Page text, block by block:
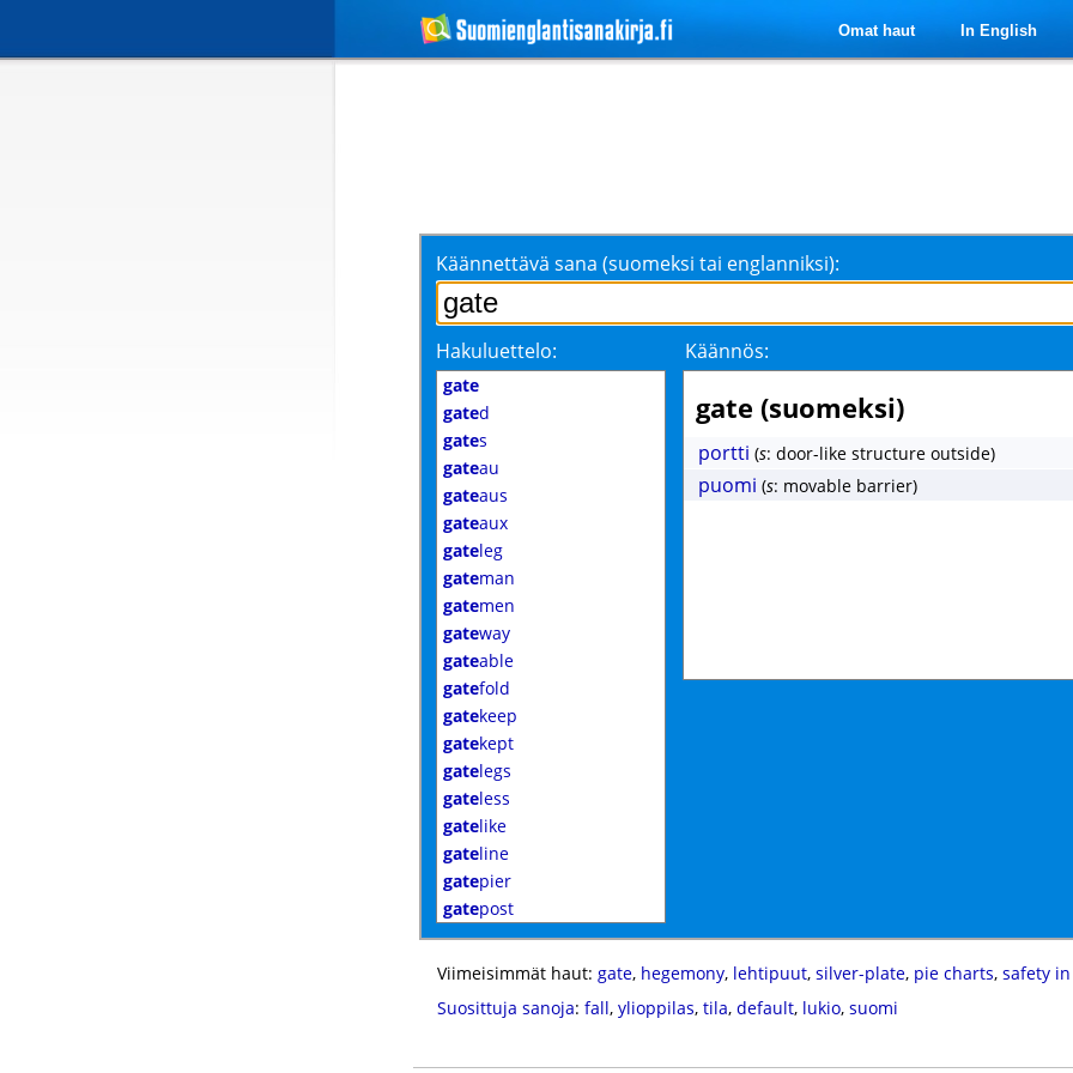
Omat haut In English
Käännettävä sana (suomeksi tai englanniksi):
Hakuluettelo: Käännös:
gate
gated
gates
gateau
gateaus
gateaux
gateleg
gateman
gatemen
gateway
gateable
gatefold
gatekeep
gatekept
gatelegs
gateless
gatelike
gateline
gatepier
gatepost
gate (suomeksi)
portti (s: door-like structure outside)
puomi (s: movable barrier)
Viimeisimmät haut: gate, hegemony, lehtipuut, silver-plate, pie charts, safety
Suosittuja sanoja: fall, ylioppilas, tila, default, lukio, suomi